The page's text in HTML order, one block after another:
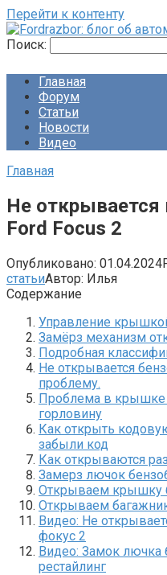
Перейти к контенту
Поиск:
Главная
Форум
Статьи
Новости
Видео
Главная
Не
Ford Focus 2
Опубликовано: 01.04.2024
статьиАвтор: Илья
Содержание
Управление
Замёрз механизм
Подробная
Не открывается
проблему.
Проблема в крышке
горловину
Как открыть
забыли код
Как открываются
Замерз лючок
Открываем крышку
Открываем
Видео: Не
фокус 2
Видео: Замок лючка
рестайлинг